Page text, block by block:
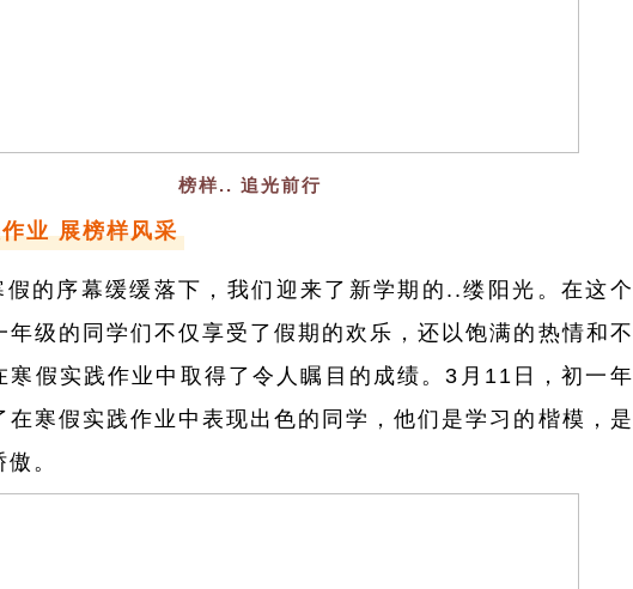
榜样.. 追光前行
业 展榜样风采
假的序幕缓缓落下，我们迎来了新学期的..缕阳光。在这个
年级的同学们不仅享受了假期的欢乐，还以饱满的热情和不
寒假实践作业中取得了令人瞩目的成绩。3月11日，初一年
在寒假实践作业中表现出色的同学，他们是学习的楷模，是
。